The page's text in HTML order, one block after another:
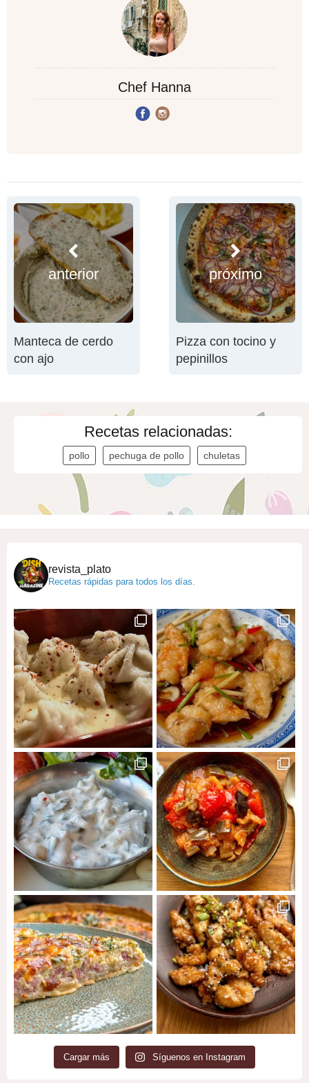
Chef Hanna
anterior
Manteca de cerdo
con ajo
próximo
Pizza con tocino y
pepinillos
Recetas relacionadas:
pollo pechuga de pollo chuletas
revista_plato
Recetas rápidas para todos los días.
Cargar más Síguenos en Instagram